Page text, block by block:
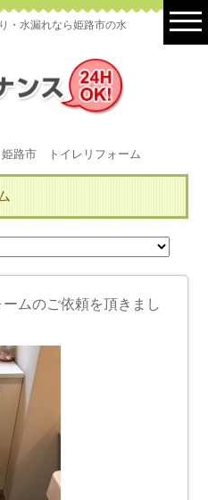
水漏れなら姫路市の水
路市 トイレリフォーム
ムのご依頼を頂きまし